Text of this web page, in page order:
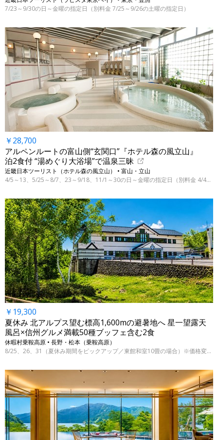
7/23～9/30の日～金曜の指定日（別料金 7/25～9/26の土曜の指定日）
￥28,700
アルペンルートの富山側“玄関口”『ホテル森の風立山』
泊2食付 “湯めぐり大浴場”で温泉三昧
近畿日本ツーリスト（ホテル森の風立山） • 富山・立山
4/5～13、5/25～8/7、23～9/18、11/1～30の日～金曜の指定日（別料金 4/4～11/28）
￥19,300
夏休み 北アルプス望む標高1,600mの避暑地へ 星一望露天
風呂×信州グルメ満載50種ブッフェ含む2食
休暇村乗鞍高原 • 長野・松本（乗鞍高原）
8/25、26、31（夏休み期間をピックアップ／東館和室10畳の場合）※価格変動制、表示料金は7/29 9時時点